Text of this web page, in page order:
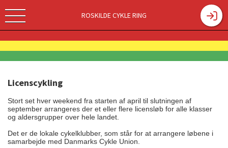
ROSKILDE CYKLE RING
Licenscykling
Stort set hver weekend fra starten af april til slutningen af
september arrangeres der et eller flere licensløb for alle klasser
og aldersgrupper over hele landet.
Det er de lokale cykelklubber, som står for at arrangere løbene i
samarbejde med Danmarks Cykle Union.